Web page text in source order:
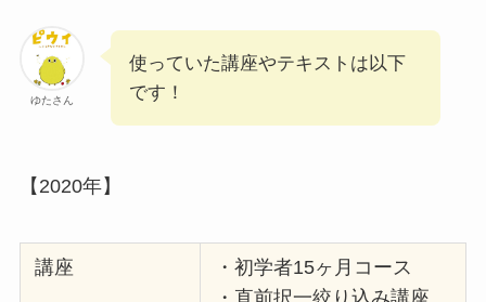
ゆたさん
使っていた講座やテキストは以下
です！
【2020年】
講座
・初学者15ヶ月コース
・直前択一絞り込み講座